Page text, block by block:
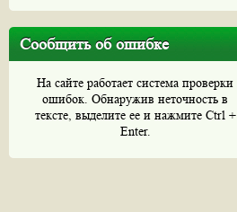
Сообщить об ошибке
На сайте работает система проверки
ошибок. Обнаружив неточность в
тексте, выделите ее и нажмите Ctrl +
Enter.